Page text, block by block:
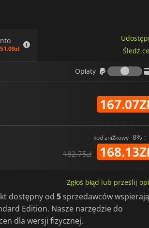
To coś więcej niż
szanuje materiał
51.09zł
Śledź
Opłaty
kod zniżkowy-8% :
182.75zł
Zgłoś błąd lub prześlij
dostępny od 5 sprzedawców
Edition. Nasze narzędzie do
cen dla wersji fizycznej.